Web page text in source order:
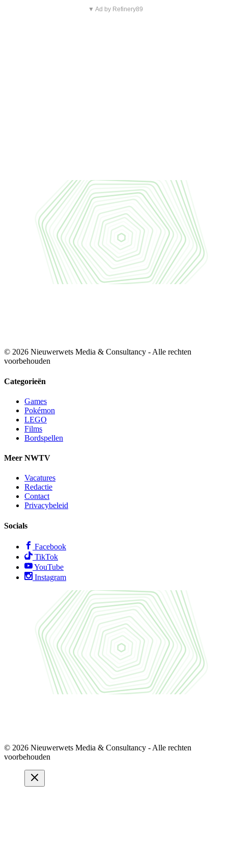
▼ Ad by Refinery89
© 2026 Nieuwerwets Media & Consultancy - Alle rechten
voorbehouden
Categorieën
Games
Pokémon
LEGO
Films
Bordspellen
Meer NWTV
Vacatures
Redactie
Contact
Privacybeleid
Socials
Facebook
TikTok
YouTube
Instagram
© 2026 Nieuwerwets Media & Consultancy - Alle rechten
voorbehouden